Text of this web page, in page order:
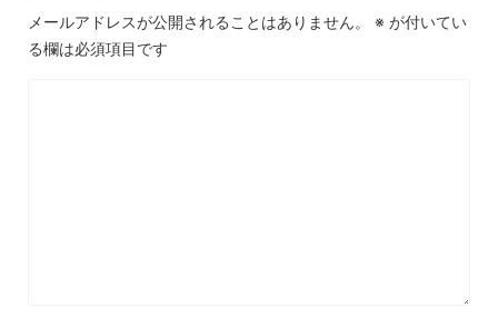
メールアドレスが公開されることはありません。 ※ が付いてい
る欄は必須項目です